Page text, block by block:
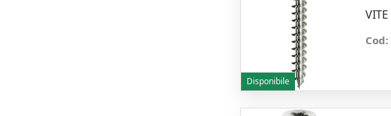
Disponibile
Cod: